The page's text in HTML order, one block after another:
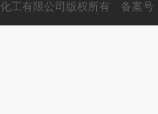
工有限公司版权所有 备案号